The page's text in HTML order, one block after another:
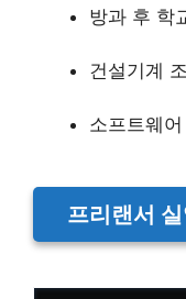
방과 후 학
건설기계
소프트웨
프리랜서